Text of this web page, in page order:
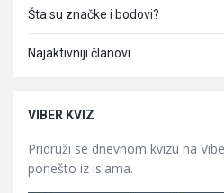
Šta su značke i bodovi?
Najaktivniji članovi
VIBER KVIZ
Pridruži se dnevnom kvizu na
ponešto iz islama.